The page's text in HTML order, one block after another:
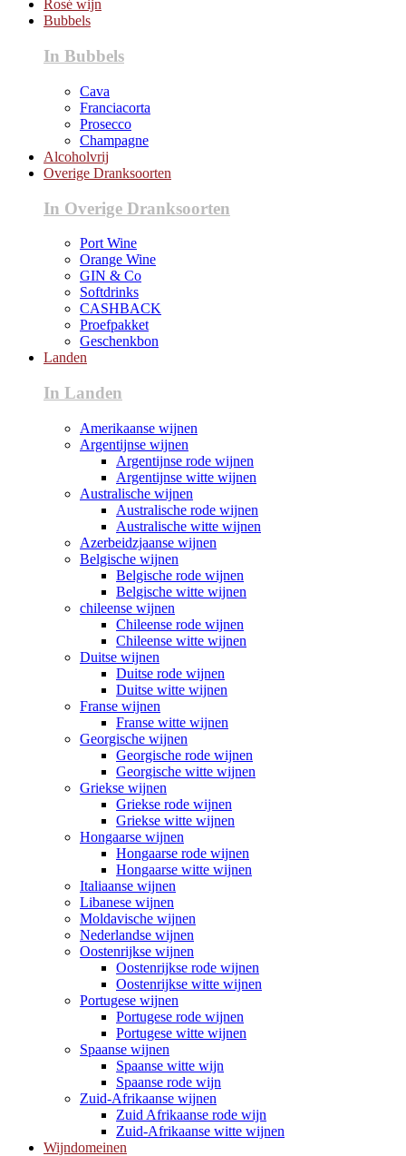
Rosé wijn
Bubbels
In Bubbels
Cava
Franciacorta
Prosecco
Champagne
Alcoholvrij
Overige Dranksoorten
In Overige Dranksoorten
Port Wine
Orange Wine
GIN & Co
Softdrinks
CASHBACK
Proefpakket
Geschenkbon
Landen
In Landen
Amerikaanse wijnen
Argentijnse wijnen
Argentijnse rode wijnen
Argentijnse witte wijnen
Australische wijnen
Australische rode wijnen
Australische witte wijnen
Azerbeidzjaanse wijnen
Belgische wijnen
Belgische rode wijnen
Belgische witte wijnen
chileense wijnen
Chileense rode wijnen
Chileense witte wijnen
Duitse wijnen
Duitse rode wijnen
Duitse witte wijnen
Franse wijnen
Franse witte wijnen
Georgische wijnen
Georgische rode wijnen
Georgische witte wijnen
Griekse wijnen
Griekse rode wijnen
Griekse witte wijnen
Hongaarse wijnen
Hongaarse rode wijnen
Hongaarse witte wijnen
Italiaanse wijnen
Libanese wijnen
Moldavische wijnen
Nederlandse wijnen
Oostenrijkse wijnen
Oostenrijkse rode wijnen
Oostenrijkse witte wijnen
Portugese wijnen
Portugese rode wijnen
Portugese witte wijnen
Spaanse wijnen
Spaanse witte wijn
Spaanse rode wijn
Zuid-Afrikaanse wijnen
Zuid Afrikaanse rode wijn
Zuid-Afrikaanse witte wijnen
Wijndomeinen